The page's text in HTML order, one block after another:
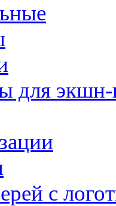
для
с